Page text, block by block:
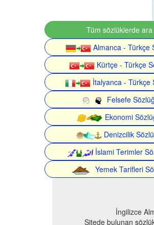
Tüm sözlüklerde ara
Almanca - Türkçe
Kürtçe - Türkçe
İtalyanca - Türkçe
Felsefe
Ekonomi
Denizcilik
İslami Terimler
Yemek Tarifleri
İngilizce
Sitede bulunan